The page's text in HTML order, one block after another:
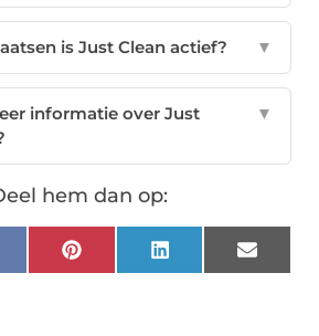
is Just Clean actief? ▼
informatie over Just
▼
hem dan op:
Pinterest LinkedIn Email